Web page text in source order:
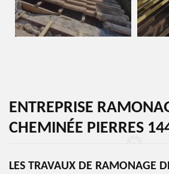
ENTREPRISE
CHEMINÉE PIERRES
LES TRAVAUX DE RAMONAGE